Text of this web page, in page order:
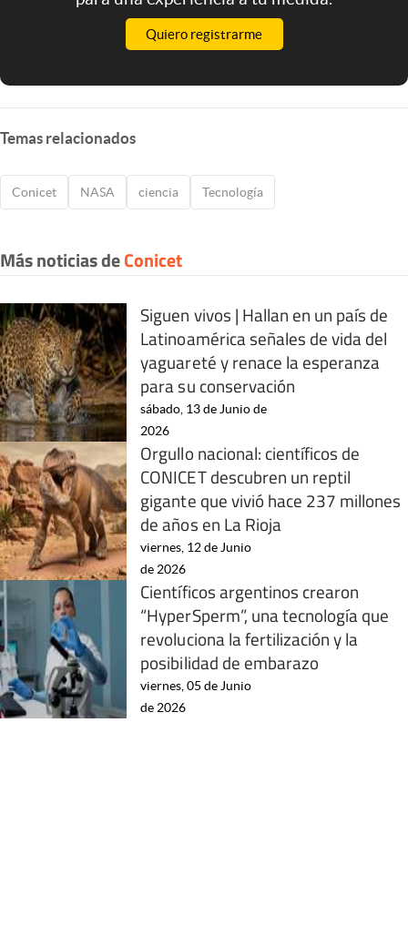
Quiero registrarme
Temas relacionados
Conicet NASA ciencia Tecnología
Más noticias deConicet
Siguen vivos | Hallan en un país de
Latinoamérica señales de vida del
yaguareté y renace la esperanza
para su conservación
sábado, 13 de Junio de
2026
Orgullo nacional: científicos de
CONICET descubren un reptil
gigante que vivió hace 237 millones
de años en La Rioja
viernes, 12 de Junio
de 2026
Científicos argentinos crearon
“HyperSperm”, una tecnología que
revoluciona la fertilización y la
posibilidad de embarazo
viernes, 05 de Junio
de 2026